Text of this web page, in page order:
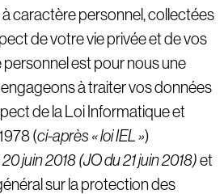
caractère personnel, collectées
de votre vie privée et de vos
personnel est pour nous une
engageons à traiter vos données
de la Loi Informatique et
(ci-après « loi IEL »)
juin 2018 (JO du 21 juin 2018)et
sur la protection des